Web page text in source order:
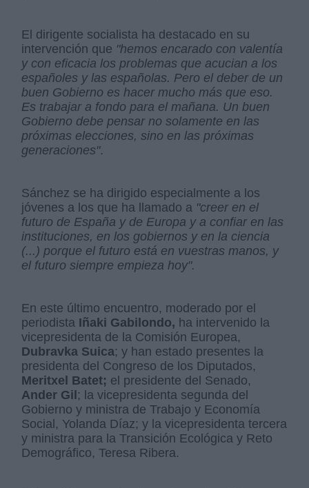
El dirigente socialista ha destacado en su
intervención que "hemos encarado con valentía
y con eficacia los problemas que acucian a los
españoles y las españolas. Pero el deber de un
buen Gobierno es hacer mucho más que eso.
Es trabajar a fondo para el mañana. Un buen
Gobierno debe pensar no solamente en las
próximas elecciones, sino en las próximas
generaciones".
Sánchez se ha dirigido especialmente a los
jóvenes a los que ha llamado a "creer en el
futuro de España y de Europa y a confiar en las
instituciones, en los gobiernos y en la ciencia
(...) porque el futuro está en vuestras manos, y
el futuro siempre empieza hoy".
En este último encuentro, moderado por el
periodista Iñaki Gabilondo, ha intervenido la
vicepresidenta de la Comisión Europea,
Dubravka Suica; y han estado presentes la
presidenta del Congreso de los Diputados,
Meritxel Batet; el presidente del Senado,
Ander Gil ; la vicepresidenta segunda del
Gobierno y ministra de Trabajo y Economía
Social, Yolanda Díaz; y la vicepresidenta tercera
y ministra para la Transición Ecológica y Reto
Demográfico, Teresa Ribera.